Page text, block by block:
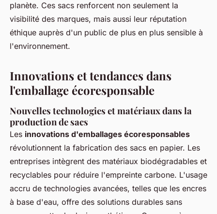
planète. Ces sacs renforcent non seulement la
visibilité des marques, mais aussi leur réputation
éthique auprès d'un public de plus en plus sensible à
l'environnement.
Innovations et tendances dans
l'emballage écoresponsable
Nouvelles technologies et matériaux dans la
production de sacs
Les innovations d'emballages écoresponsables
révolutionnent la fabrication des sacs en papier. Les
entreprises intègrent des matériaux biodégradables et
recyclables pour réduire l'empreinte carbone. L'usage
accru de technologies avancées, telles que les encres
à base d'eau, offre des solutions durables sans